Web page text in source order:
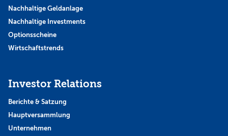
Nachhaltige Geldanlage
Nachhaltige Investments
Optionsscheine
Wirtschaftstrends
Investor Relations
Berichte & Satzung
Hauptversammlung
Unternehmen